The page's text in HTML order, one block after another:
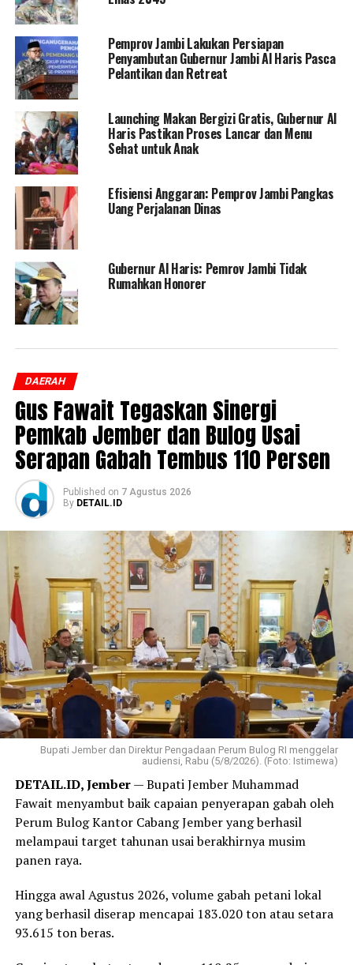
Pemprov Jambi Lakukan Persiapan
Penyambutan Gubernur Jambi Al Haris Pasca
Pelantikan dan Retreat
Launching Makan Bergizi Gratis, Gubernur Al
Haris Pastikan Proses Lancar dan Menu
Sehat untuk Anak
Efisiensi Anggaran: Pemprov Jambi Pangkas
Uang Perjalanan Dinas
Gubernur Al Haris: Pemrov Jambi Tidak
Rumahkan Honorer
DAERAH
Gus Fawait Tegaskan Sinergi
Pemkab Jember dan Bulog Usai
Serapan Gabah Tembus 110 Persen
Published on 7 Agustus 2026
By DETAIL.ID
Bupati Jember dan Direktur Pengadaan Perum Bulog RI menggelar
audiensi, Rabu (5/8/2026). (Foto: Istimewa)
DETAIL.ID, Jember— Bupati Jember Muhammad
Fawait menyambut baik capaian penyerapan gabah oleh
Perum Bulog Kantor Cabang Jember yang berhasil
melampaui target tahunan usai berakhirnya musim
panen raya.
Hingga awal Agustus 2026, volume gabah petani lokal
yang berhasil diserap mencapai 183.020 ton atau setara
93.615 ton beras.